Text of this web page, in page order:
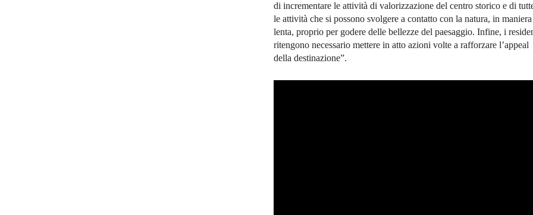
di incrementare le attività di valorizzazione del centro storico e di
le attività che si possono svolgere a contatto con la natura, in maniera
lenta, proprio per godere delle bellezze del paesaggio. Infine, i
ritengono necessario mettere in atto azioni volte a rafforzare l’appeal
della destinazione”.